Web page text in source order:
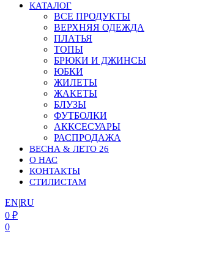
КАТАЛОГ
ВСЕ ПРОДУКТЫ
ВЕРХНЯЯ ОДЕЖДА
ПЛАТЬЯ
ТОПЫ
БРЮКИ И ДЖИНСЫ
ЮБКИ
ЖИЛЕТЫ
ЖАКЕТЫ
БЛУЗЫ
ФУТБОЛКИ
АККСЕСУАРЫ
РАСПРОДАЖА
ВЕСНА & ЛЕТО 26
О НАС
КОНТАКТЫ
СТИЛИСТАМ
EN|RU
0 ₽
0